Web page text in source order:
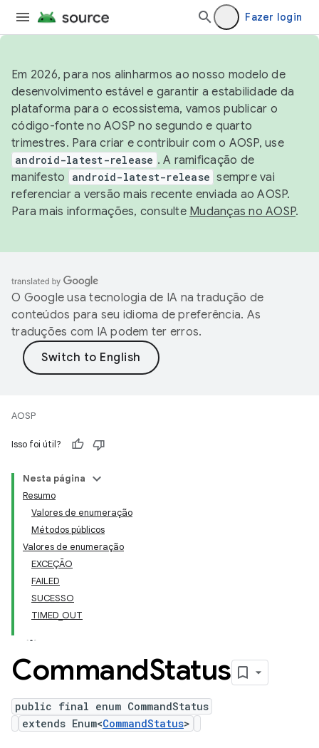
Fazer login
Em 2026, para nos alinharmos ao nosso modelo de
desenvolvimento estável e garantir a estabilidade da
plataforma para o ecossistema, vamos publicar o
código-fonte no AOSP no segundo e quarto
trimestres. Para criar e contribuir com o AOSP, use
android-latest-release . A ramificação de
manifesto
android-latest-release sempre vai
referenciar a versão mais recente enviada ao AOSP.
Para mais informações, consulte Mudanças no AOSP.
O Google usa tecnologia de IA na tradução de
conteúdos para seu idioma de preferência. As
traduções com IA podem ter erros.
AOSP
Isso foi útil?
Nesta página
Resumo
Valores de enumeração
Métodos públicos
Valores de enumeração
EXCEÇÃO
FAILED
SUCESSO
TIMED_OUT
CommandStatus
public final enum CommandStatus
extends Enum<CommandStatus>